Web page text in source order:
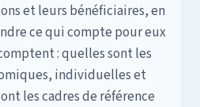
et leurs bénéficiaires, en
ce qui compte pour eux
: quelles sont les
individuelles et
les cadres de référence